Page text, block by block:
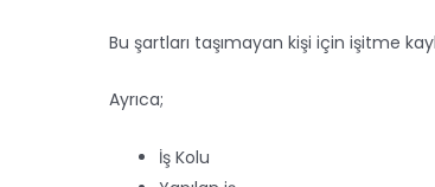
Bu şartları taşımayan kişi için işitme
Ayrıca;
İş Kolu